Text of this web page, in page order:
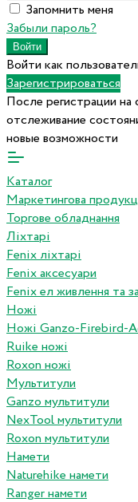
Запомнить меня
Забыли пароль?
Войти как
Зарегистрироваться
После регистрации
отслеживание
новые возможности
Каталог
Маркетингова
Торгове обладнання
Ліхтарі
Fenix ліхтарі
Fenix аксесуари
Fenix ел живлення та
Ножі
Ножі Ganzo-Firebird-
Ruike ножі
Roxon ножi
Мультитули
Ganzo мультитули
NexTool мультитули
Roxon мультитули
Намети
Naturehike намети
Ranger намети